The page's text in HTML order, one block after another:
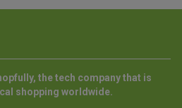
the tech company that is
shopping worldwide.